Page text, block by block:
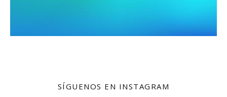
SÍGUENOS EN INSTAGRAM